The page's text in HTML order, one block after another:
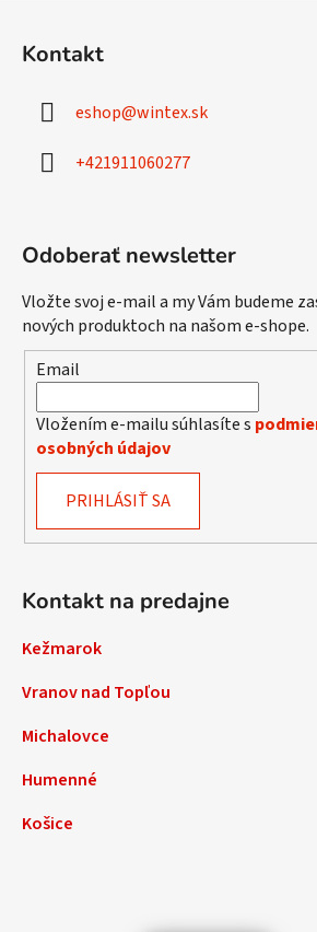
Kontakt
eshop@wintex.sk
+421911060277
Odoberať newsletter
Vložte svoj e-mail a my Vám budeme
nových produktoch na našom e-shope.
Email
Vložením e-mailu súhlasíte s
osobných údajov
PRIHLÁSIŤ SA
Kontakt na predajne
Kežmarok
Vranov nad Topľou
Michalovce
Humenné
Košice